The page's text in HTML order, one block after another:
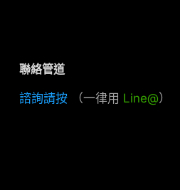
聯絡管道
諮詢請按（一律用 Line@）